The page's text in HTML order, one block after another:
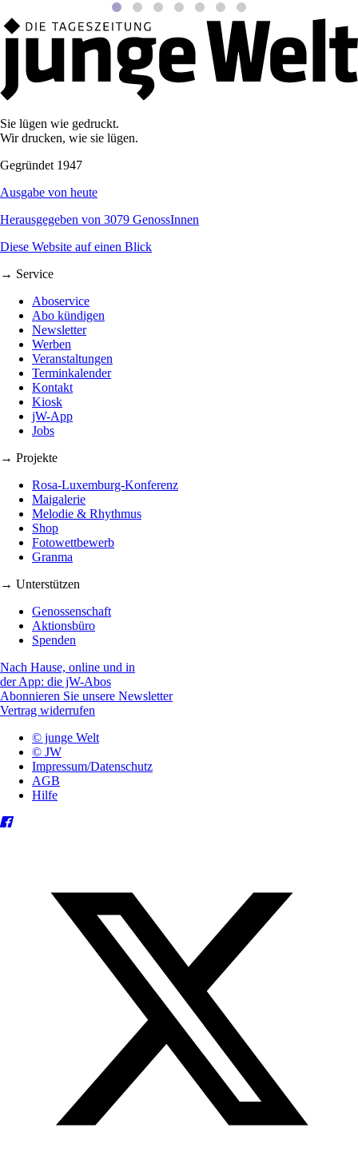
Sie lügen wie gedruckt.
Wir drucken, wie sie lügen.
Gegründet 1947
Ausgabe von heute
Herausgegeben von 3079 GenossInnen
Diese Website auf einen Blick
→ Service
Aboservice
Abo kündigen
Newsletter
Werben
Veranstaltungen
Terminkalender
Kontakt
Kiosk
jW-App
Jobs
→ Projekte
Rosa-Luxemburg-Konferenz
Maigalerie
Melodie & Rhythmus
Shop
Fotowettbewerb
Granma
→ Unterstützen
Genossenschaft
Aktionsbüro
Spenden
Nach Hause, online und in
der App: die jW-Abos
Abonnieren Sie unsere Newsletter
Vertrag widerrufen
© junge Welt
© JW
Impressum/Datenschutz
AGB
Hilfe